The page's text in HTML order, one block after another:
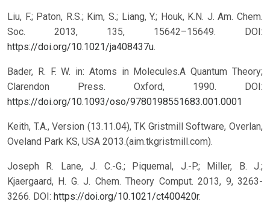
Liu, F.; Paton, R.S.; Kim, S.; Liang, Y.; Houk, K.N. J. Am. Chem.
Soc. 2013, 135, 15642–15649. DOI:
https://doi.org/10.1021/ja408437u.
Bader, R. F. W. in: Atoms in Molecules.A Quantum Theory;
Clarendon Press. Oxford, 1990.
DOI:
https://doi.org/10.1093/oso/9780198551683.001.0001
Keith, T.A., Version (13.11.04), TK Gristmill Software, Overlan,
Oveland Park KS, USA 2013.(aim.tkgristmill.com).
Joseph R. Lane, J. C.-G.; Piquemal, J.-P.; Miller, B. J.;
Kjaergaard, H. G. J. Chem. Theory Comput. 2013, 9, 3263-
3266. DOI: https://doi.org/10.1021/ct400420r.